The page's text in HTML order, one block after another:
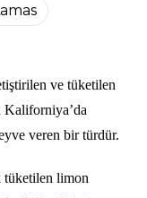
ve tüketilen
veren bir türdür.
tüketilen limon